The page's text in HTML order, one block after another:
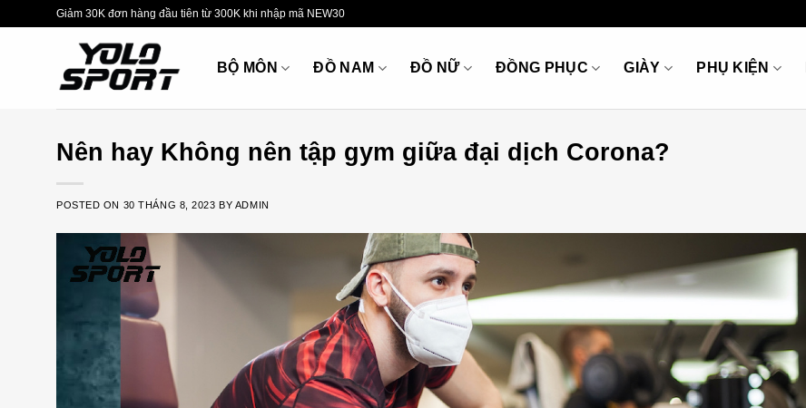
Giảm 30K đơn hàng đầu tiên từ 300K khi nhập mã NEW30
BỘ MÔN ĐỒ NAM ĐỒ NỮ ĐỒNG PHỤC GIÀY PHỤ KIỆN
Nên hay Không nên tập gym giữa đại dịch Corona?
POSTED ON 30 THÁNG 8, 2023 BY ADMIN